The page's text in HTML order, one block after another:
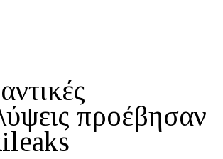
προέβησαν